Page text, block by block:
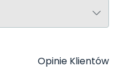
Opinie Klientów